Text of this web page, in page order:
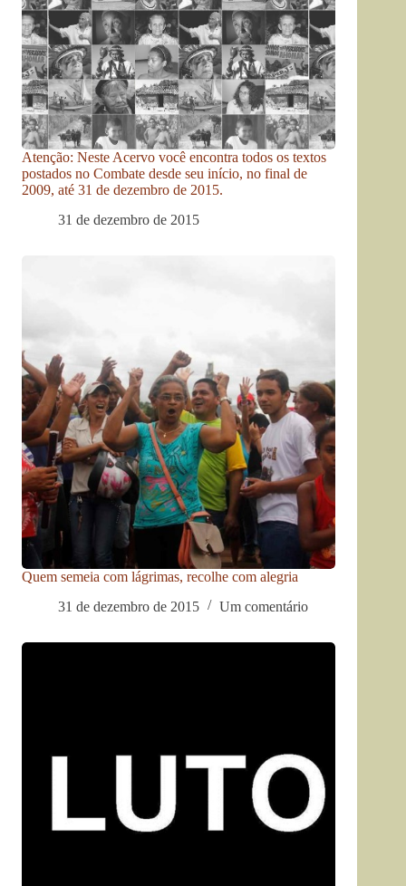
Atenção: Neste Acervo você encontra todos os textos
postados no Combate desde seu início, no final de
2009, até 31 de dezembro de 2015.
31 de dezembro de 2015
Quem semeia com lágrimas, recolhe com alegria
31 de dezembro de 2015
Um comentário